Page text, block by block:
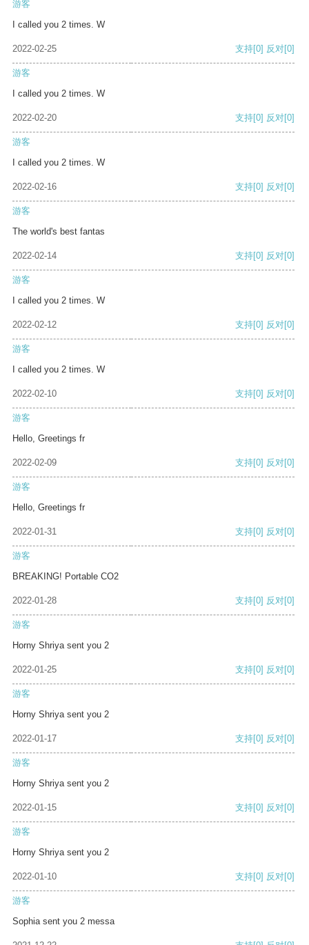
游客
I called you 2 times. W
2022-02-25 支持[0] 反对[0]
游客
I called you 2 times. W
2022-02-20 支持[0] 反对[0]
游客
I called you 2 times. W
2022-02-16 支持[0] 反对[0]
游客
The world's best fantas
2022-02-14 支持[0] 反对[0]
游客
I called you 2 times. W
2022-02-12 支持[0] 反对[0]
游客
I called you 2 times. W
2022-02-10 支持[0] 反对[0]
游客
Hello, Greetings fr
2022-02-09 支持[0] 反对[0]
游客
Hello, Greetings fr
2022-01-31 支持[0] 反对[0]
游客
BREAKING! Portable CO2
2022-01-28 支持[0] 反对[0]
游客
Horny Shriya sent you 2
2022-01-25 支持[0] 反对[0]
游客
Horny Shriya sent you 2
2022-01-17 支持[0] 反对[0]
游客
Horny Shriya sent you 2
2022-01-15 支持[0] 反对[0]
游客
Horny Shriya sent you 2
2022-01-10 支持[0] 反对[0]
游客
Sophia sent you 2 messa